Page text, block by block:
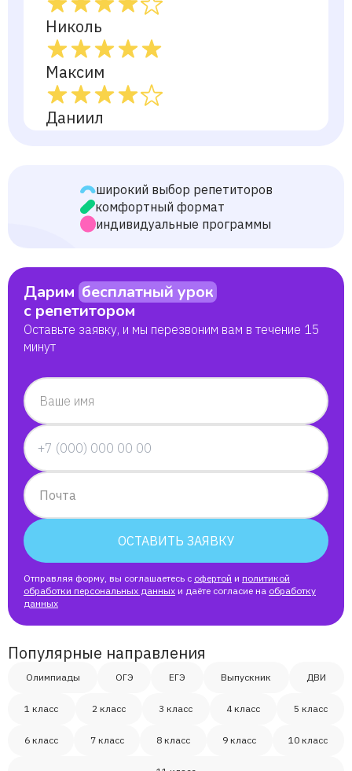
Николь
Максим
Даниил
Анастасия
Екатерина Растегина
Марина
ilya
Виктория
Мадина
широкий выбор репетиторов
комфортный формат
индивидуальные программы
Дарим бесплатный урок
с репетитором
Оставьте заявку, и мы перезвоним вам в течение 15
минут
Ваше имя
Почта
ОСТАВИТЬ ЗАЯВКУ
Отправляя форму, вы соглашаетесь с офертой и политикой
обработки персональных данных и даёте согласие на обработку
данных
Популярные направления
Олимпиады ОГЭ ЕГЭ Выпускник ДВИ
1 класс 2 класс 3 класс 4 класс 5 класс
6 класс 7 класс 8 класс 9 класс 10 класс